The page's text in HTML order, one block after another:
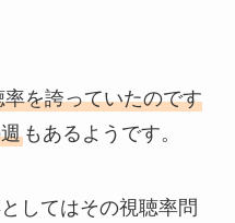
を誇っていたのです
もあるようです。
してはその視聴率問